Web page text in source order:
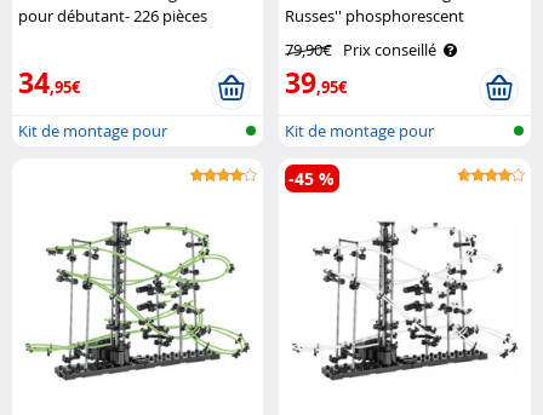
pour débutant- 226 pièces
34,95€
Kit de montage pour
Russes'' phosphorescent
79,90€ Prix conseillé
39,95€
Kit de montage pour
montagne russe ..
-45 %